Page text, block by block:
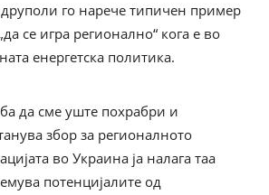
го нарече типичен пример
се игра регионално“ кога е во
енергетска политика.
да сме уште похрабри и
збор за регионалното
во Украина ја налага таа
потенцијалите од